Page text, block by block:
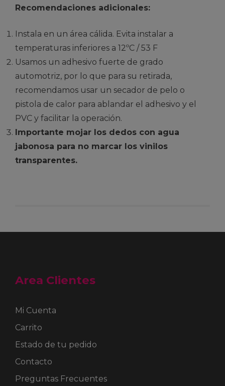
Recomendaciones adicionales:
Instala en un área cálida. Evita instalar a
temperaturas inferiores a 12ºC / 53 F
Usamos un adhesivo fuerte de grado
automotriz, por lo que para su retirada,
recomendamos usar un secador de pelo o
pistola de calor para ablandar el adhesivo y el
PVC y facilitar la operación.
Importante mojar los dedos con agua
jabonosa para no marcar los vinilos
transparentes.
Area Clientes
Mi Cuenta
Carrito
Estado de tu pedido
Contacto
Preguntas Frecuentes